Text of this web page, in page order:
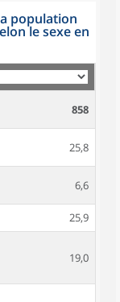
population
le sexe en
858
25,8
6,6
25,9
19,0